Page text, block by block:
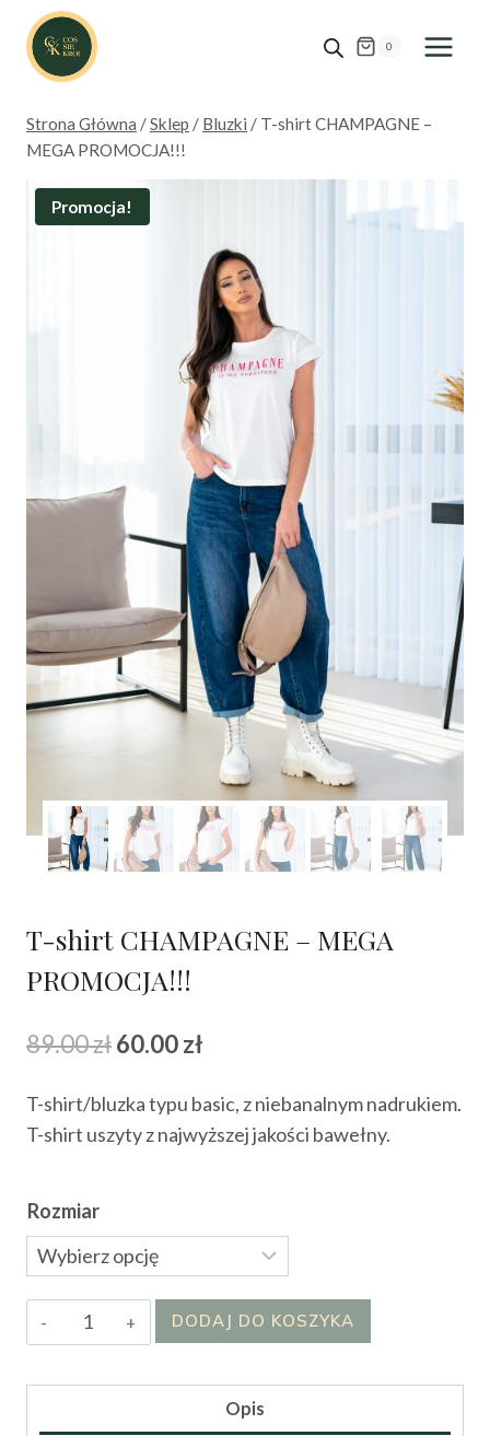
Przejdź
treści
0
Strona Główna /Sklep / Bluzki / T-shirt CHAMPAGNE –
MEGA PROMOCJA!!!
Promocja!
T-shirt CHAMPAGNE – MEGA
PROMOCJA!!!
89.00złPierwotna
wynosiła:
60.00zł
wynosi:
T-shirt/bluzka typu basic, z niebanalnym nadrukiem.
T-shirt uszyty z najwyższej jakości bawełny.
Rozmiar
ilość
T-
DODAJ DO KOSZYKA
Opis